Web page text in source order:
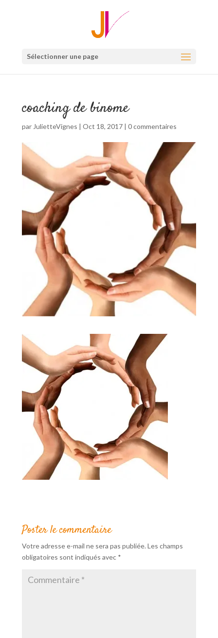
Sélectionner une page
coaching de binome
par JulietteVignes | Oct 18, 2017| 0 commentaires
Poster le commentaire
Votre adresse e-mail ne sera pas publiée. Les champs
obligatoires sont indiqués avec *